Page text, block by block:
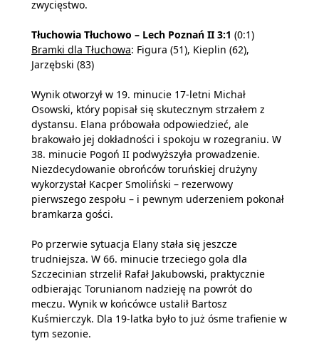
zwycięstwo.
Tłuchowia Tłuchowo – Lech Poznań II 3:1 (0:1)
Bramki dla Tłuchowa: Figura (51), Kieplin (62),
Jarzębski (83)
Wynik otworzył w 19. minucie 17-letni Michał
Osowski, który popisał się skutecznym strzałem z
dystansu. Elana próbowała odpowiedzieć, ale
brakowało jej dokładności i spokoju w rozegraniu. W
38. minucie Pogoń II podwyższyła prowadzenie.
Niezdecydowanie obrońców toruńskiej drużyny
wykorzystał Kacper Smoliński – rezerwowy
pierwszego zespołu – i pewnym uderzeniem pokonał
bramkarza gości.
Po przerwie sytuacja Elany stała się jeszcze
trudniejsza. W 66. minucie trzeciego gola dla
Szczecinian strzelił Rafał Jakubowski, praktycznie
odbierając Torunianom nadzieję na powrót do
meczu. Wynik w końcówce ustalił Bartosz
Kuśmierczyk. Dla 19-latka było to już ósme trafienie w
tym sezonie.